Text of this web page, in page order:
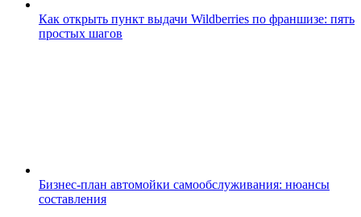
Как открыть пункт выдачи Wildberries по франшизе: пять
простых шагов
Бизнес-план автомойки самообслуживания: нюансы
составления